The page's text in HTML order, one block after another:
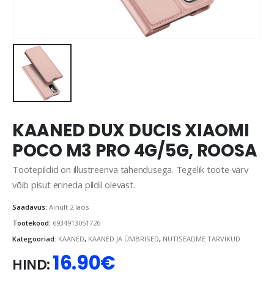
KAANED DUX DUCIS XIAOMI
POCO M3 PRO 4G/5G, ROOSA
Tootepildid on illustreeriva tähendusega. Tegelik toote värv
võib pisut erineda pildil olevast.
Saadavus: Ainult 2 laos
Tootekood: 6934913051726
Kategooriad: KAANED, KAANED JA ÜMBRISED, NUTISEADME TARVIKUD
HIND:16.90€